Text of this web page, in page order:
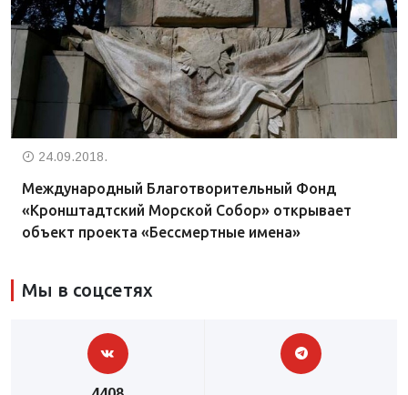
24.09.2018.
Международный Благотворительный Фонд
«Кронштадтский Морской Собор» открывает
объект проекта «Бессмертные имена»
Мы в соцсетях